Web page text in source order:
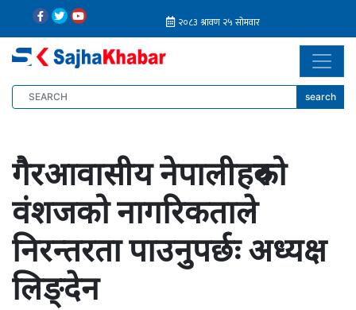
search
गैरआवासीय नेपालीहरुको
वंशजको नागरिकताले
निरन्तरता पाउनुपर्छः अध्यक्ष
लिङ्देन